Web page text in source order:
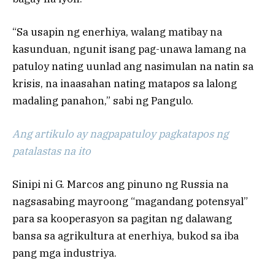
“Sa usapin ng enerhiya, walang matibay na
kasunduan, ngunit isang pag-unawa lamang na
patuloy nating uunlad ang nasimulan na natin sa
krisis, na inaasahan nating matapos sa lalong
madaling panahon,” sabi ng Pangulo.
Ang artikulo ay nagpapatuloy pagkatapos ng
patalastas na ito
Sinipi ni G. Marcos ang pinuno ng Russia na
nagsasabing mayroong “magandang potensyal”
para sa kooperasyon sa pagitan ng dalawang
bansa sa agrikultura at enerhiya, bukod sa iba
pang mga industriya.